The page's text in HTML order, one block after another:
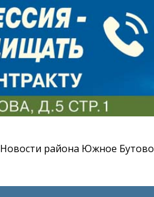
Новости района Южное Бутово